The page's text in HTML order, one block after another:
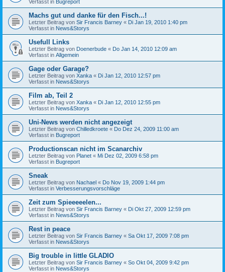
Verfasst in Bugreport
Machs gut und danke für den Fisch...!
Letzter Beitrag von Sir Francis Barney « Di Jan 19, 2010 1:40 pm
Verfasst in News&Storys
Usefull Links
Letzter Beitrag von Doenerbude « Do Jan 14, 2010 12:09 am
Verfasst in Allgemein
Gage oder Garage?
Letzter Beitrag von Xanka « Di Jan 12, 2010 12:57 pm
Verfasst in News&Storys
Film ab, Teil 2
Letzter Beitrag von Xanka « Di Jan 12, 2010 12:55 pm
Verfasst in News&Storys
Uni-News werden nicht angezeigt
Letzter Beitrag von Chilledkroete « Do Dez 24, 2009 11:00 am
Verfasst in Bugreport
Productionscan nicht im Scanarchiv
Letzter Beitrag von Planet « Mi Dez 02, 2009 6:58 pm
Verfasst in Bugreport
Sneak
Letzter Beitrag von Nachael « Do Nov 19, 2009 1:44 pm
Verfasst in Verbesserungsvorschläge
Zeit zum Spieeeeelen...
Letzter Beitrag von Sir Francis Barney « Di Okt 27, 2009 12:59 pm
Verfasst in News&Storys
Rest in peace
Letzter Beitrag von Sir Francis Barney « Sa Okt 17, 2009 7:08 pm
Verfasst in News&Storys
Big trouble in little GLADIO
Letzter Beitrag von Sir Francis Barney « So Okt 04, 2009 9:42 pm
Verfasst in News&Storys